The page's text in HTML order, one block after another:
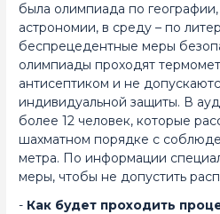
была олимпиада по
астрономии, в среду – по
беспрецедентные меры
олимпиады проходят
антисептиком и не
индивидуальной защиты. В
более 12 человек, которые
шахматном порядке с
метра. По информации
меры, чтобы не допустить
- Как будет проходить